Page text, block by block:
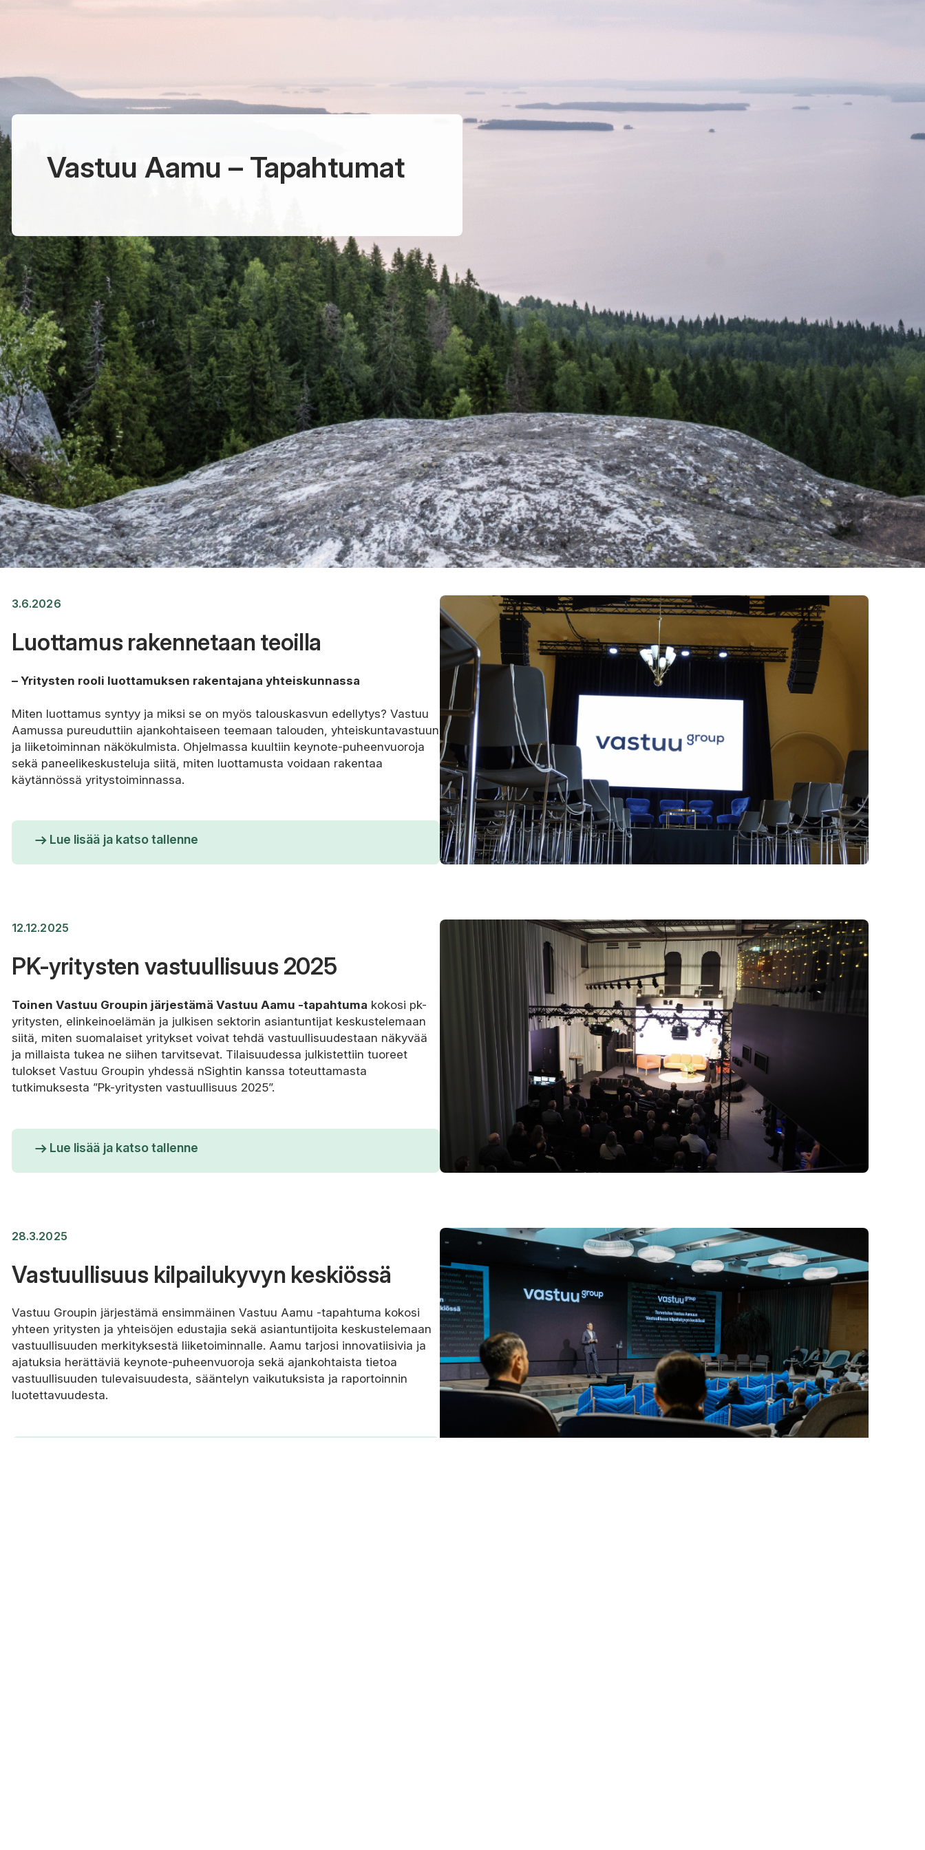
Vastuu Aamu – Tapahtumat
3.6.2026
Luottamus rakennetaan teoilla
– Yritysten rooli luottamuksen rakentajana yhteiskunnassa
Miten luottamus syntyy ja miksi se on myös talouskasvun edellytys? Vastuu
Aamussa pureuduttiin ajankohtaiseen teemaan talouden, yhteiskuntavastuun
ja liiketoiminnan näkökulmista. Ohjelmassa kuultiin keynote-puheenvuoroja
sekä paneelikeskusteluja siitä, miten luottamusta voidaan rakentaa
käytännössä yritystoiminnassa.
Lue lisää ja katso tallenne
12.12.2025
PK-yritysten vastuullisuus 2025
Toinen Vastuu Groupin järjestämä Vastuu Aamu -tapahtuma kokosi pk-
yritysten, elinkeinoelämän ja julkisen sektorin asiantuntijat keskustelemaan
siitä, miten suomalaiset yritykset voivat tehdä vastuullisuudestaan näkyvää
ja millaista tukea ne siihen tarvitsevat. Tilaisuudessa julkistettiin tuoreet
tulokset Vastuu Groupin yhdessä nSightin kanssa toteuttamasta
tutkimuksesta ”Pk-yritysten vastuullisuus 2025”.
Lue lisää ja katso tallenne
28.3.2025
Vastuullisuus kilpailukyvyn keskiössä
Vastuu Groupin järjestämä ensimmäinen Vastuu Aamu -tapahtuma kokosi
yhteen yritysten ja yhteisöjen edustajia sekä asiantuntijoita keskustelemaan
vastuullisuuden merkityksestä liiketoiminnalle. Aamu tarjosi innovatiisivia ja
ajatuksia herättäviä keynote-puheenvuoroja sekä ajankohtaista tietoa
vastuullisuuden tulevaisuudesta, sääntelyn vaikutuksista ja raportoinnin
luotettavuudesta.